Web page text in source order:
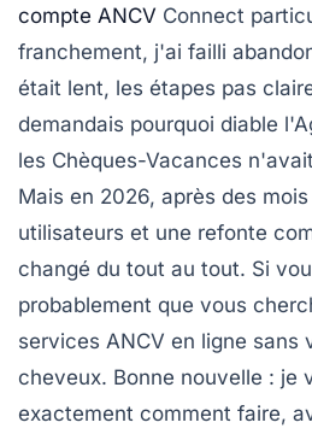
compte ANCV Connect
franchement, j'ai failli
était lent, les étapes pas
demandais pourquoi diable
les Chèques-Vacances
Mais en 2026, après des
utilisateurs et une refonte
changé du tout au tout. Si
probablement que vous
services ANCV en ligne sans
cheveux. Bonne nouvelle : je
exactement comment faire,